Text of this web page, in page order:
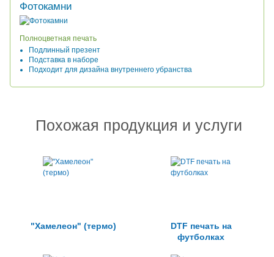
Полноцветная печать
Подлинный презент
Подставка в наборе
Подходит для дизайна внутреннего убранства
Фотокамни
Похожая продукция и услуги
"Хамелеон" (термо)
DTF печать на
футболках